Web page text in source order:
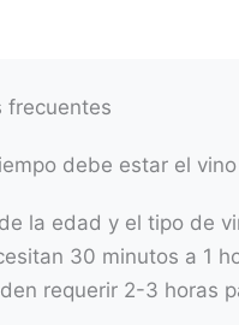
frecuentes
debe estar el
la edad y el tipo de
30 minutos a 1
requerir 2-3 horas